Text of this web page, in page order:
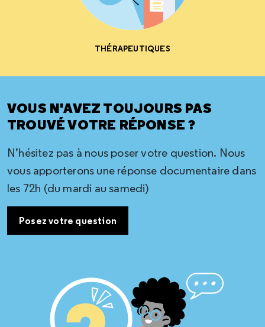
THÉRAPEUTIQUES
VOUS N'AVEZ TOUJOURS PAS
TROUVÉ VOTRE RÉPONSE ?
N’hésitez pas à nous poser votre question. Nous
vous apporterons une réponse documentaire dans
les 72h (du mardi au samedi)
Posez votre question